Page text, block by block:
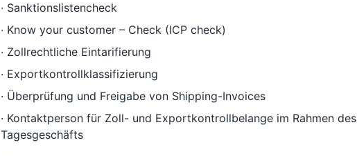
· Sanktionslistencheck
· Know your customer – Check (ICP check)
· Zollrechtliche Eintarifierung
· Exportkontrollklassifizierung
· Überprüfung und Freigabe von Shipping-Invoices
· Kontaktperson für Zoll- und Exportkontrollbelange im Rahmen des
Tagesgeschäfts